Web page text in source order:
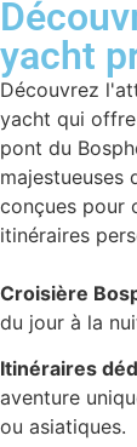
yacht
Découvrez
yacht qui
pont du
majestueuses
conçues pour
itinéraires
Croisière
du jour à la
Itinéraires
aventure
ou asiatiques.